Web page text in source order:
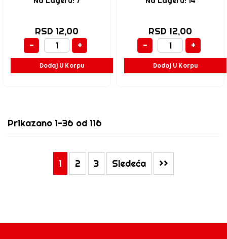
RSD 12,00
-
+
Dodaj U Korpu
RSD 12,00
-
+
Dodaj U Korpu
Prikazano 1-36 od 116
1 2 3 Sledeća >>